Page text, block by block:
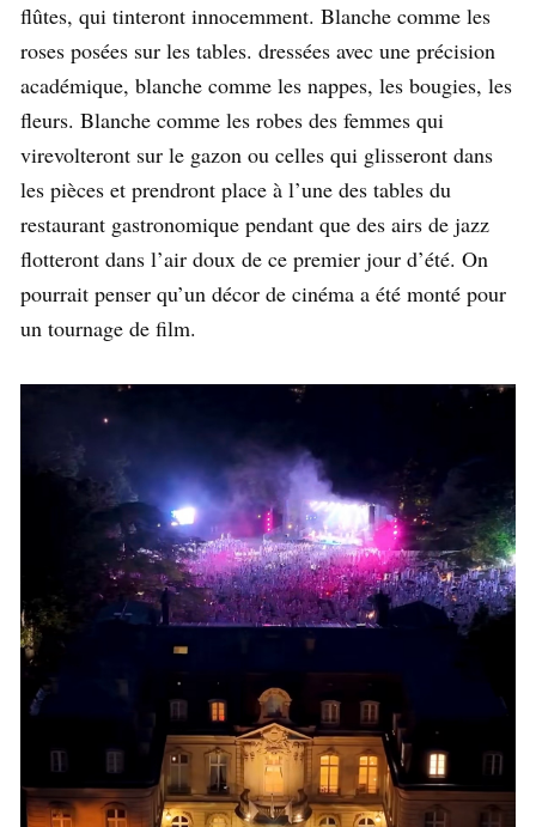
flûtes, qui tinteront innocemment. Blanche comme les
roses posées sur les tables. dressées avec une précision
académique, blanche comme les nappes, les bougies, les
fleurs. Blanche comme les robes des femmes qui
virevolteront sur le gazon ou celles qui glisseront dans
les pièces et prendront place à l’une des tables du
restaurant gastronomique pendant que des airs de jazz
flotteront dans l’air doux de ce premier jour d’été. On
pourrait penser qu’un décor de cinéma a été monté pour
un tournage de film.